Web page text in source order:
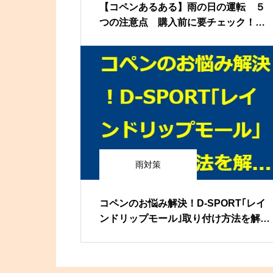
【コペンあるある】雨の日の運転 ５
つの注意点 購入前に要チェック！ l
雨対策
コペンのお悩み解決！D-SPORT｢レイ
ンドリップモール｣取り付け方法を解説